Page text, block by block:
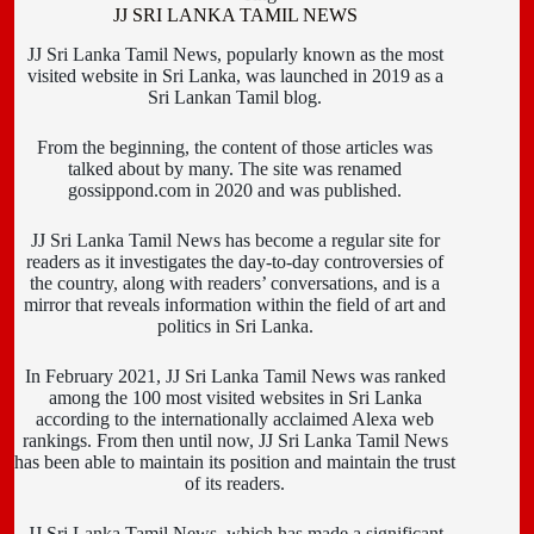
JJ SRI LANKA TAMIL NEWS
JJ Sri Lanka Tamil News, popularly known as the most
visited website in Sri Lanka, was launched in 2019 as a
Sri Lankan Tamil blog.
From the beginning, the content of those articles was
talked about by many. The site was renamed
gossippond.com in 2020 and was published.
JJ Sri Lanka Tamil News has become a regular site for
readers as it investigates the day-to-day controversies of
the country, along with readers’ conversations, and is a
mirror that reveals information within the field of art and
politics in Sri Lanka.
In February 2021, JJ Sri Lanka Tamil News was ranked
among the 100 most visited websites in Sri Lanka
according to the internationally acclaimed Alexa web
rankings. From then until now, JJ Sri Lanka Tamil News
has been able to maintain its position and maintain the trust
of its readers.